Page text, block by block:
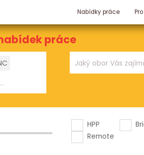
Nabídky práce
práce
HPP
Remote